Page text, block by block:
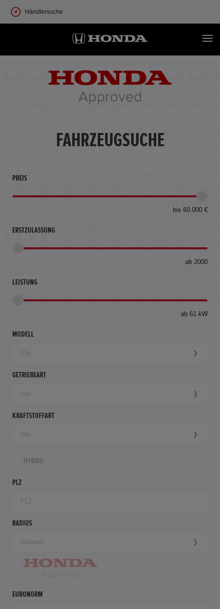
Händlersuche
FAHRZEUGSUCHE
PREIS
bis 60.000 €
ERSTZULASSUNG
ab 2000
LEISTUNG
ab 61 kW
MODELL
GETRIEBEART
KRAFTSTOFFART
HYBRID
PLZ
RADIUS
EURONORM